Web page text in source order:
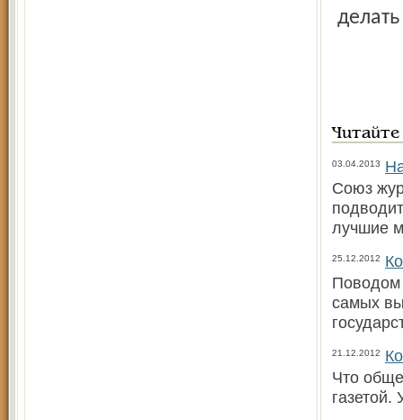
03.04.2013
Союз
лучшие
25.12.2012
Поводом
самых
21.12.2012
Что
газетой.